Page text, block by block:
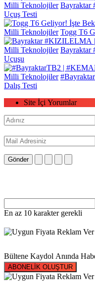
Milli Teknolojiler Bayraktar
Uçuş Testi
Milli Teknolojiler Togg T6
Milli Teknolojiler Bayraktar
Uçuşu
Milli Teknolojiler
Dalış Testi
Site İçi Yorumlar
Gönder
En az 10 karakter gerekli
Bültene Kaydol Anında
ABONELİK OLUŞTUR